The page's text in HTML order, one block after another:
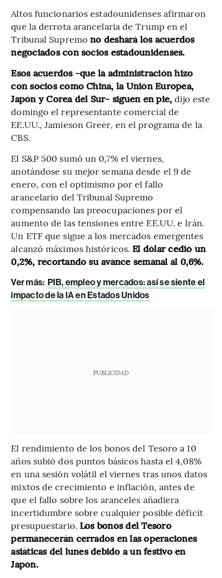
Altos funcionarios estadounidenses afirmaron
que la derrota arancelaria de Trump en el
Tribunal Supremono deshará los acuerdos
negociados con socios estadounidenses.
Esos acuerdos -que la administración hizo
con socios como China, la Unión Europea,
Japón y Corea del Sur- siguen en pie, dijo este
domingo el representante comercial de
EE.UU., Jamieson Greer, en el programa de la
CBS.
El S&P 500 sumó un 0,7% el viernes,
anotándose su mejor semana desde el 9 de
enero, con el optimismo por el fallo
arancelario del Tribunal Supremo
compensando las preocupaciones por el
aumento de las tensiones entre EE.UU. e Irán.
Un ETF que sigue a los mercados emergentes
alcanzó máximos históricos. El dólar cedió un
0,2%, recortando su avance semanal al 0,6%.
Ver más: PIB, empleo y mercados: así se siente el
impacto de la IA en Estados Unidos
PUBLICIDAD
El rendimiento de los bonos del Tesoro a 10
años subió dos puntos básicos hasta el 4,08%
en una sesión volátil el viernes tras unos datos
mixtos de crecimiento e inflación, antes de
que el fallo sobre los aranceles añadiera
incertidumbre sobre cualquier posible déficit
presupuestario. Los bonos del Tesoro
permanecerán cerrados en las operaciones
asiáticas del lunes debido a un festivo en
Japón.